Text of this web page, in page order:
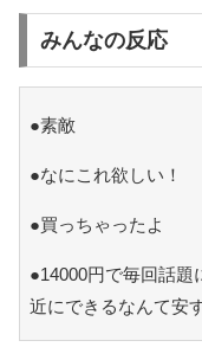
みんなの反応
●素敵
●なにこれ欲しい！
●買っちゃったよ
●14000円で毎回話題
近にできるなんて安